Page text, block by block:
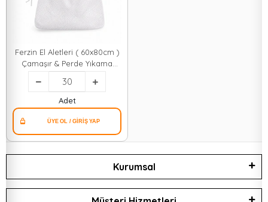
Ferzin El Aletleri ( 60x80cm )
Çamaşır & Perde Yıkama
Filesi*30x1
Adet
Kurumsal